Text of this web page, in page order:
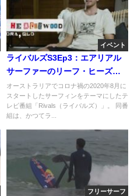
イベント
ライバルズS3Ep3：エアリアル
サーファーのリーフ・ヒーズル
ウッド
オーストラリアでコロナ禍の2020年8月に
スタートしたサーフィンをテーマにしたテ
レビ番組「Rivals（ライバルズ）」。 同番
組は、かつてラ...
フリーサーフ